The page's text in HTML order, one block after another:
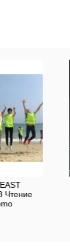
Чтение